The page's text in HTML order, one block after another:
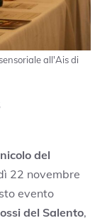
all'Ais di
del
22 novembre
evento
del Salento,